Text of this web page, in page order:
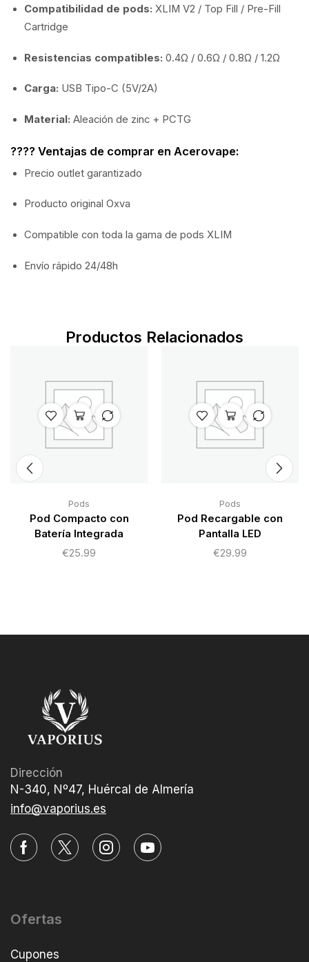
Compatibilidad de pods: XLIM V2 / Top Fill / Pre-Fill
Cartridge
Resistencias compatibles: 0.4Ω / 0.6Ω / 0.8Ω / 1.2Ω
Carga: USB Tipo-C (5V/2A)
Material: Aleación de zinc + PCTG
???? Ventajas de comprar en Acerovape:
Precio outlet garantizado
Producto original Oxva
Compatible con toda la gama de pods XLIM
Envío rápido 24/48h
Productos Relacionados
Pods
Pod Compacto con
Batería Integrada
€25.99
Pods
Pod Recargable con
Pantalla LED
€29.99
Dirección
N-340, Nº47, Huércal de Almería
info@vaporius.es
Ofertas
Cupones